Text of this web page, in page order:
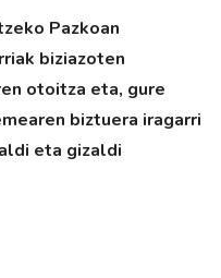
Pazkoan
biziazoten
otoitza eta, gure
biztuera iragarri
eta gizaldi